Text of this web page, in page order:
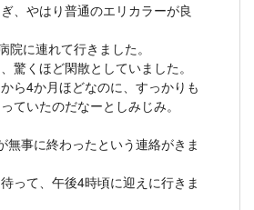
、やはり普通のエリカラーが良
院に連れて行きました。
驚くほど閑散としていました。
ら4か月ほどなのに、すっかりも
ていたのだなーとしみじみ。
無事に終わったという連絡がきま
って、午後4時頃に迎えに行きま